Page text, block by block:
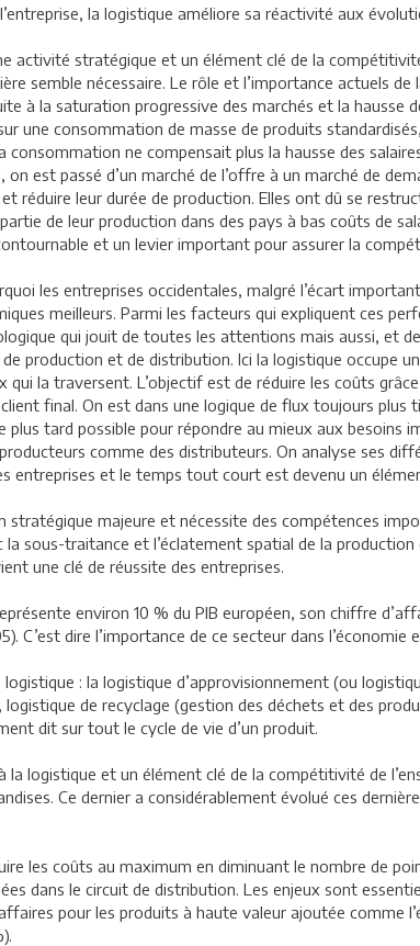
la logistique améliore sa réactivité aux
activité stratégique et un élément clé de la
semble nécessaire. Le rôle et l’importance actuels
à la saturation progressive des marchés et la
une consommation de masse de produits
consommation ne compensait plus la hausse des
est passé d’un marché de l’offre à un marché de
réduire leur durée de production. Elles ont dû se
de leur production dans des pays à bas coûts de
et un levier important pour assurer la
les entreprises occidentales, malgré l’écart
meilleurs. Parmi les facteurs qui expliquent ces
qui jouit de toutes les attentions mais aussi, et
production et de distribution. Ici la logistique occupe
qui la traversent. L’objectif est de réduire les coûts
final. On est dans une logique de flux toujours
tard possible pour répondre au mieux aux besoins
comme des distributeurs. On analyse ses
entreprises et le temps tout court est devenu un
majeure et nécessite des compétences
la sous-traitance et l’éclatement spatial de la
une clé de réussite des entreprises.
environ 10 % du PIB européen, son chiffre
C’est dire l’importance de ce secteur dans l’économie
: la logistique d’approvisionnement (ou
de recyclage (gestion des déchets et des
dit sur tout le cycle de vie d’un produit.
logistique et un élément clé de la compétitivité de
Ce dernier a considérablement évolué ces
les coûts au maximum en diminuant le nombre de
dans le circuit de distribution. Les enjeux sont
pour les produits à haute valeur ajoutée comme